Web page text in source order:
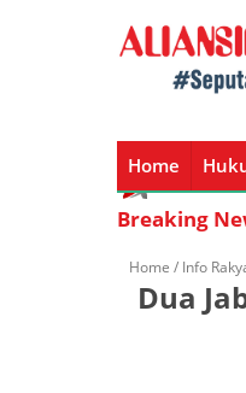
Home
Home
Breaking
Home / Info
Dua